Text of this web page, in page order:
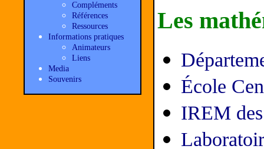
Compléments
Références
Ressources
Informations pratiques
Animateurs
Liens
Media
Souvenirs
Les
École
IREM